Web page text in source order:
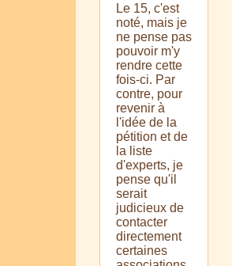
Le 15, c'est
noté, mais je
ne pense pas
pouvoir m'y
rendre cette
fois-ci. Par
contre, pour
revenir à
l'idée de la
pétition et de
la liste
d'experts, je
pense qu'il
serait
judicieux de
contacter
directement
certaines